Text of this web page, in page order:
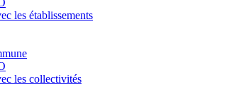
les établissements
les collectivités